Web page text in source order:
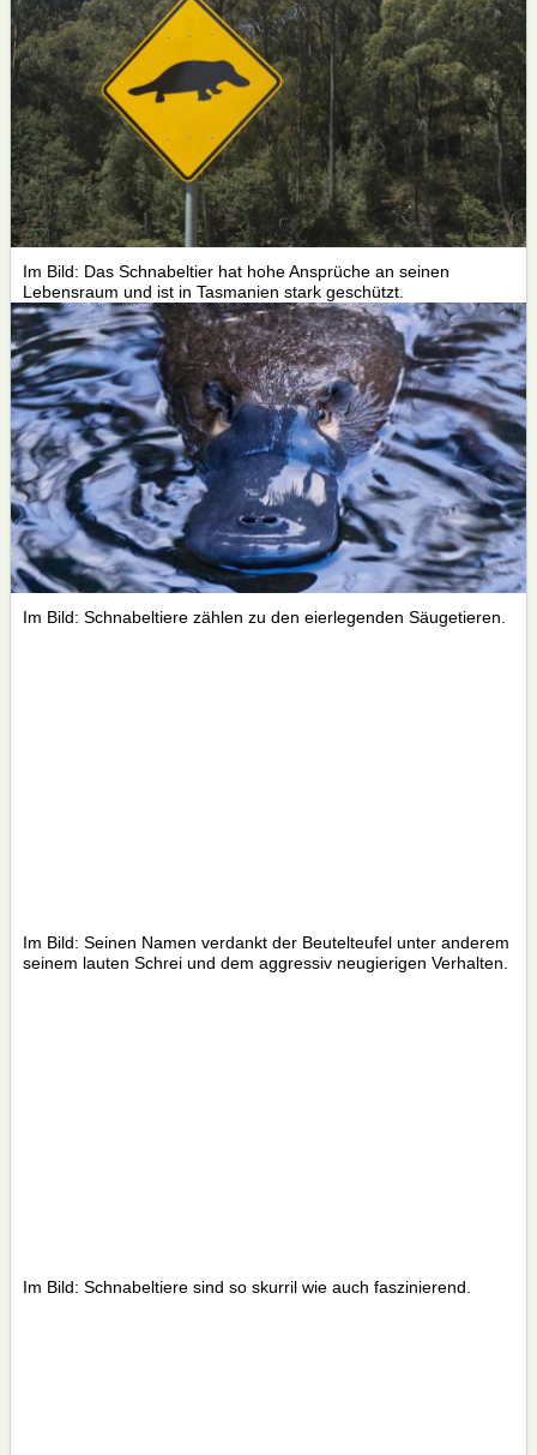
Im Bild: Das Schnabeltier hat hohe Ansprüche an seinen
Lebensraum und ist in Tasmanien stark geschützt.
Im Bild: Schnabeltiere zählen zu den eierlegenden Säugetieren.
Im Bild: Seinen Namen verdankt der Beutelteufel unter anderem
seinem lauten Schrei und dem aggressiv neugierigen Verhalten.
Im Bild: Schnabeltiere sind so skurril wie auch faszinierend.